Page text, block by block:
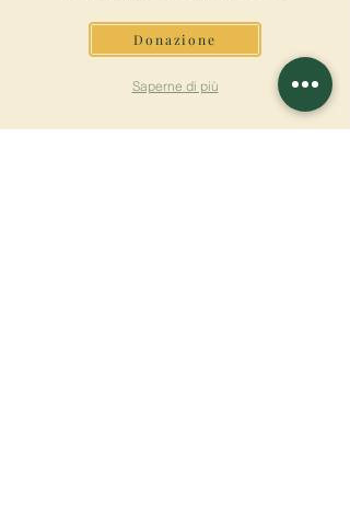
Donazione
Saperne di più